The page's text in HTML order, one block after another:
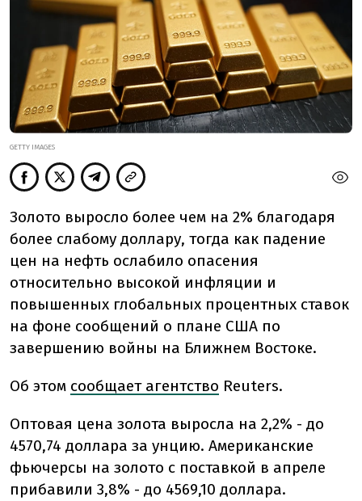
GETTY IMAGES
Золото выросло более чем на 2% благодаря
более слабому доллару, тогда как падение
цен на нефть ослабило опасения
относительно высокой инфляции и
повышенных глобальных процентных ставок
на фоне сообщений о плане США по
завершению войны на Ближнем Востоке.
Об этом сообщает агентство Reuters.
Оптовая цена золота выросла на 2,2% - до
4570,74 доллара за унцию. Американские
фьючерсы на золото с поставкой в апреле
прибавили 3,8% - до 4569,10 доллара.